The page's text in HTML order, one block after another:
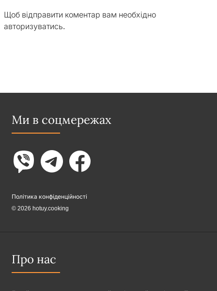
Щоб відправити коментар вам необхідно
авторизуватись.
Ми в соцмережах
Політика конфіденційності
© 2026 hotuy.cooking
Про нас